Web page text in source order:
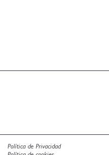
una
Política de Privacidad